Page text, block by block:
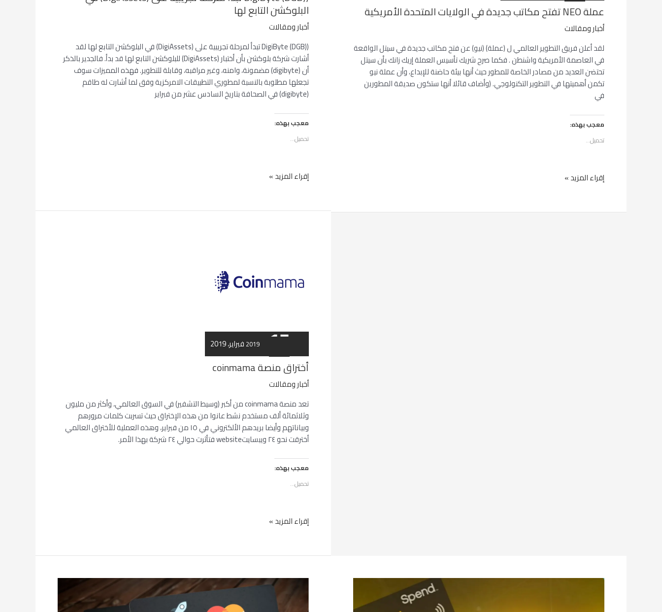
عملة NEO تفتح مكاتب جديدة في الولايات المتحدة الأمريكية
أخبار ومقالات
لقد أعلن فريق التطوير العالمي ل (عملة) (نيو) عن فتح مكاتب جديدة في سيتل الواقعة
في العاصمة الأمريكية واشنطن . فكما صرح شريك تأسيس العملة إريك زانك بأن سيتل
تحتضن العديد من مصادر الخاصة للمطور حيث أنها بيئة حاضنة للإبداع، وأن عملة نيو
تكمن أهميتها في التطوير التكنولوجي. (وأضاف قائلا أنها ستكون صديقة المطورين
في
معجب بهذه:
تحميل...
إقراء المزيد »
البلوكشن التابع لها
أخبار ومقالات
(DigiByte (DGB) تبدأ لمرحلة تجريبية على (DigiAssets) في البلوكشن التابع لها لقد
أشارت شركة بلوكشن بأن أختبار (DigiAssets) للبلوكشن التابع لها قد بدأ. فالجدير بالذكر
أن (digibyte) مضمونة، وامنه، وغير مراقبه، وقابلة للتطوير. فهذه المميزات سوف
تجعلها مطلوبة بالنسبة لمطوري التطبيقات الامركزية وفق لما أشارت له طاقم
(digibyte) في الصحافة بتاريخ السادس عشر من فبراير
معجب بهذه:
تحميل...
التابع
لها
إقراء المزيد »
17
201918 فبراير، 2019
أختراق منصة coinmama
أخبار ومقالات
تعد منصة coinmama من أكبر (وسيط التشفير) في السوق العالمي، وأكثر من مليون
وثلاثمائة ألف مستخدم نشط عانوا من هذه الإختراق حيث تسربت كلمات مرورهم
وبياناتهم وأيضا بريدهم الألكتروني في ١٥ من فبراير، وهذه العملية للأختراق العالمي
أخترقت نحو ٢٤ ويبسايتwebsite فتأثرت حوالي ٢٤ شركة بهذا الأمر.
معجب بهذه:
تحميل...
إقراء المزيد »
غرد
تساند